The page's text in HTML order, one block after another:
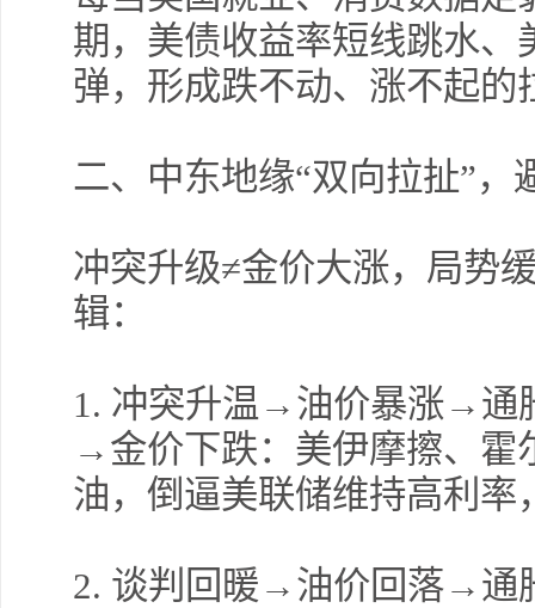
期，美债收益率短线跳水
弹，形成跌不动、涨不起的
二、中东地缘“双向拉扯”，
冲突升级≠金价大涨，局势
辑：
1. 冲突升温→油价暴涨→通
→金价下跌：美伊摩擦、霍
油，倒逼美联储维持高利率
2. 谈判回暖→油价回落→通